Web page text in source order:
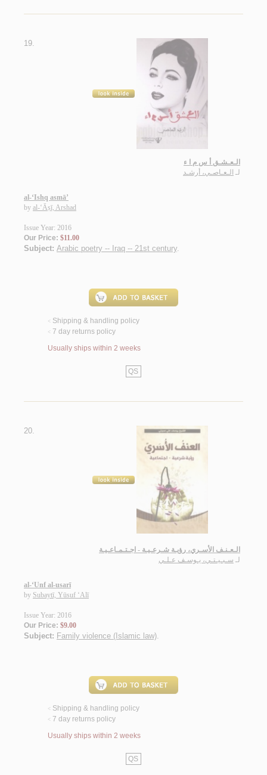
19.
الـعـشـق أ س م ا ء
لـ الـعـاصـي، أرشـد
al-‘Ishq asmā’
by al-‘Āṣī, Arshad
Issue Year: 2016
Our Price: $11.00
Subject: Arabic poetry -- Iraq -- 21st century.
< Shipping & handling policy
< 7 day returns policy
Usually ships within 2 weeks
QS
20.
الـعـنـف الأسـري، رؤيـة شـرعـيـة - اجـتـمـاعـيـة
لـ سـبـيـتـي، يـوسـف عـلـي
al-‘Unf al-usarī
by Subaytī, Yūsuf ‘Alī
Issue Year: 2016
Our Price: $9.00
Subject: Family violence (Islamic law).
< Shipping & handling policy
< 7 day returns policy
Usually ships within 2 weeks
QS